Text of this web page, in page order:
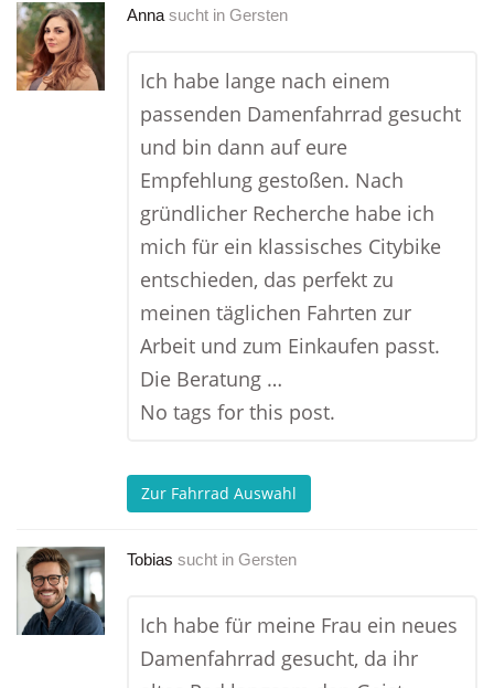
Anna sucht in Gersten
Ich habe lange nach einem
passenden Damenfahrrad gesucht
und bin dann auf eure
Empfehlung gestoßen. Nach
gründlicher Recherche habe ich
mich für ein klassisches Citybike
entschieden, das perfekt zu
meinen täglichen Fahrten zur
Arbeit und zum Einkaufen passt.
Die Beratung …
No tags for this post.
Zur Fahrrad Auswahl
Tobias sucht in Gersten
Ich habe für meine Frau ein neues
Damenfahrrad gesucht, da ihr